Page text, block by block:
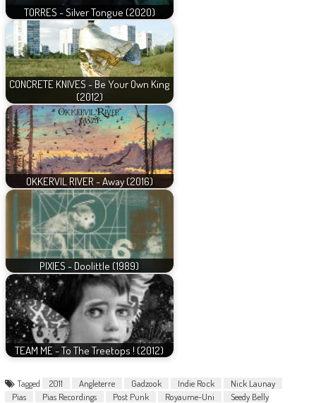
TORRES - Silver Tongue (2020)
CONCRETE KNIVES - Be Your Own King
(2012)
OKKERVIL RIVER - Away (2016)
PIXIES - Doolittle (1989)
TEAM ME - To The Treetops ! (2012)
Tagged 2011 Angleterre Gadzook Indie Rock
Nick Launay
Pias
Pias Recordings Post Punk Royaume-Uni
Seedy Belly